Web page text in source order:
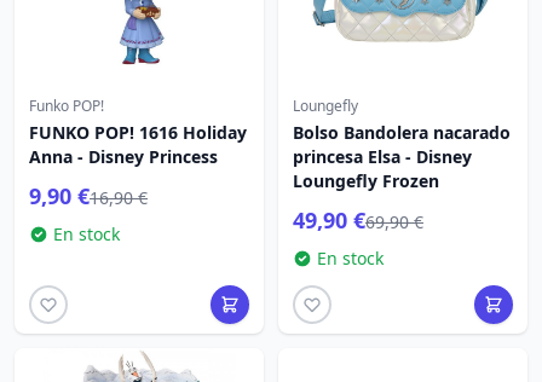
Funko POP!
FUNKO POP! 1616 Holiday
Anna - Disney Princess
9,90 €16,90 €
En stock
Loungefly
Bolso Bandolera nacarado
princesa Elsa - Disney
Loungefly Frozen
49,90 €69,90 €
En stock